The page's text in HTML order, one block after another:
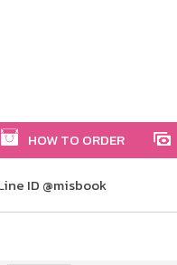
HOW TO ORDER
ID @misbook